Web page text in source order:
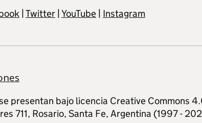
Twitter YouTube Instagram
presentan bajo licencia Creative Commons
711, Rosario, Santa Fe, Argentina (1997 -